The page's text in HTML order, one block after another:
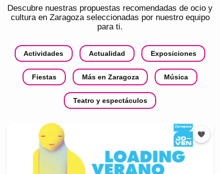
Descubre nuestras propuestas recomendadas de ocio y
cultura en Zaragozaseleccionadas por nuestro equipo
para ti.
Actividades Actualidad Exposiciones
Fiestas Más en Zaragoza Música
Teatro y espectáculos